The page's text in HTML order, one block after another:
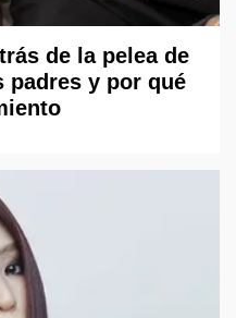
de la pelea de
padres y por qué